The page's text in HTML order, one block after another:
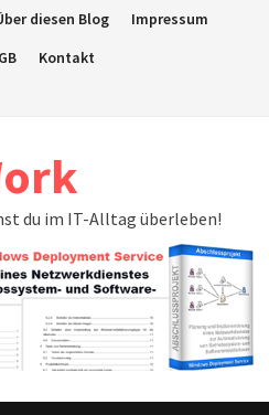
diesen Blog
Impressum
Kontakt
du im IT-Alltag überleben!